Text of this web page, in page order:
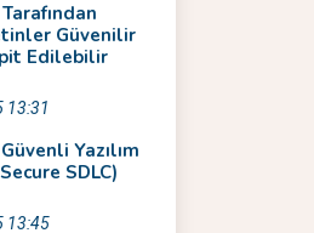
Güvenilir
Edilebilir
13:31
Yazılım
SDLC)
13:45